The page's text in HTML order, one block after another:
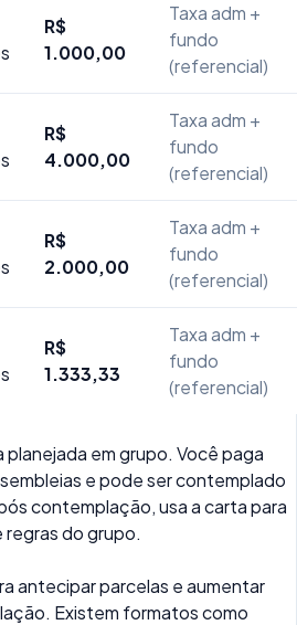
R$
1.000,00
Taxa adm +
fundo
(referencial)
R$
4.000,00
Taxa adm +
fundo
(referencial)
R$
2.000,00
Taxa adm +
fundo
(referencial)
R$
1.333,33
Taxa adm +
fundo
(referencial)
planejada em grupo. Você paga
e pode ser contemplado
contemplação, usa a carta para
do grupo.
antecipar parcelas e aumentar
Existem formatos como